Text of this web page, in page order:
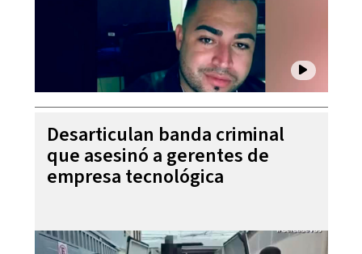
Desarticulan banda criminal
que asesinó a gerentes de
empresa tecnológica